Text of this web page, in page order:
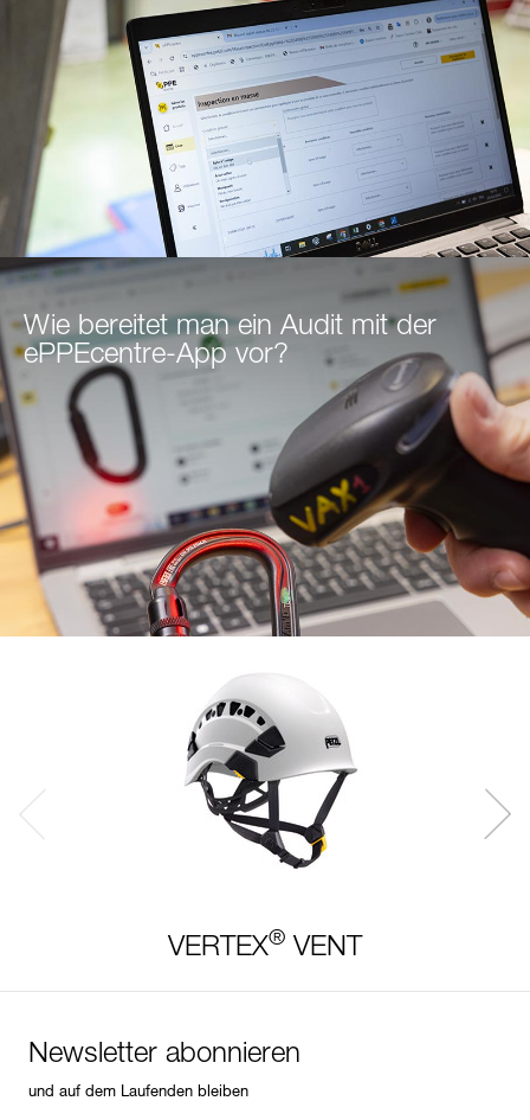
Wie bereitet man ein Audit mit der
ePPEcentre-App vor?
VERTEX® VENT
Newsletter abonnieren
und auf dem Laufenden bleiben